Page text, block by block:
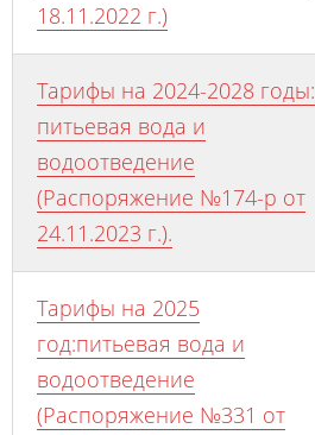
18.11.2022 г.)
Тарифы на 2024-2028 годы:
питьевая вода и
водоотведение
(Распоряжение №174-р от
24.11.2023 г.).
Тарифы на 2025
год:питьевая вода и
водоотведение
(Распоряжение №331 от